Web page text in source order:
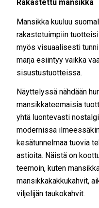
Rakastettu mansikka
Mansikka kuuluu
rakastetuimpiin
myös visuaalisesti
marja esiintyy vaikka
sisustustuotteissa.
Näyttelyssä nähdään
mansikkateemaisia
yhtä luontevasti
modernissa
kesätunnelmaa tuovia
astioita. Näistä on
teemoin, kuten
mansikkakakkukahvit,
viljelijän taukokahvit.